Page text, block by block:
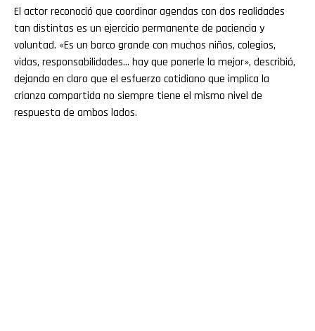
El actor reconoció que coordinar agendas con dos realidades
tan distintas es un ejercicio permanente de paciencia y
voluntad. «Es un barco grande con muchos niños, colegios,
vidas, responsabilidades… hay que ponerle la mejor», describió,
dejando en claro que el esfuerzo cotidiano que implica la
crianza compartida no siempre tiene el mismo nivel de
respuesta de ambos lados.